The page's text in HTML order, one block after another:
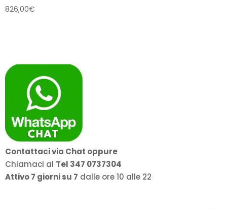
826,00€
Contattaci via Chat oppure
Chiamaci al Tel 347 0737304
Attivo 7 giorni su 7 dalle ore 10 alle 22